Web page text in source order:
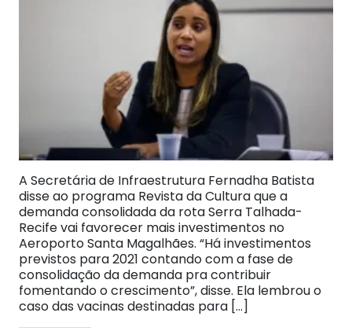
A Secretária de Infraestrutura Fernadha Batista
disse ao programa Revista da Cultura que a
demanda consolidada da rota Serra Talhada-
Recife vai favorecer mais investimentos no
Aeroporto Santa Magalhães. “Há investimentos
previstos para 2021 contando com a fase de
consolidação da demanda pra contribuir
fomentando o crescimento”, disse. Ela lembrou o
caso das vacinas destinadas para […]